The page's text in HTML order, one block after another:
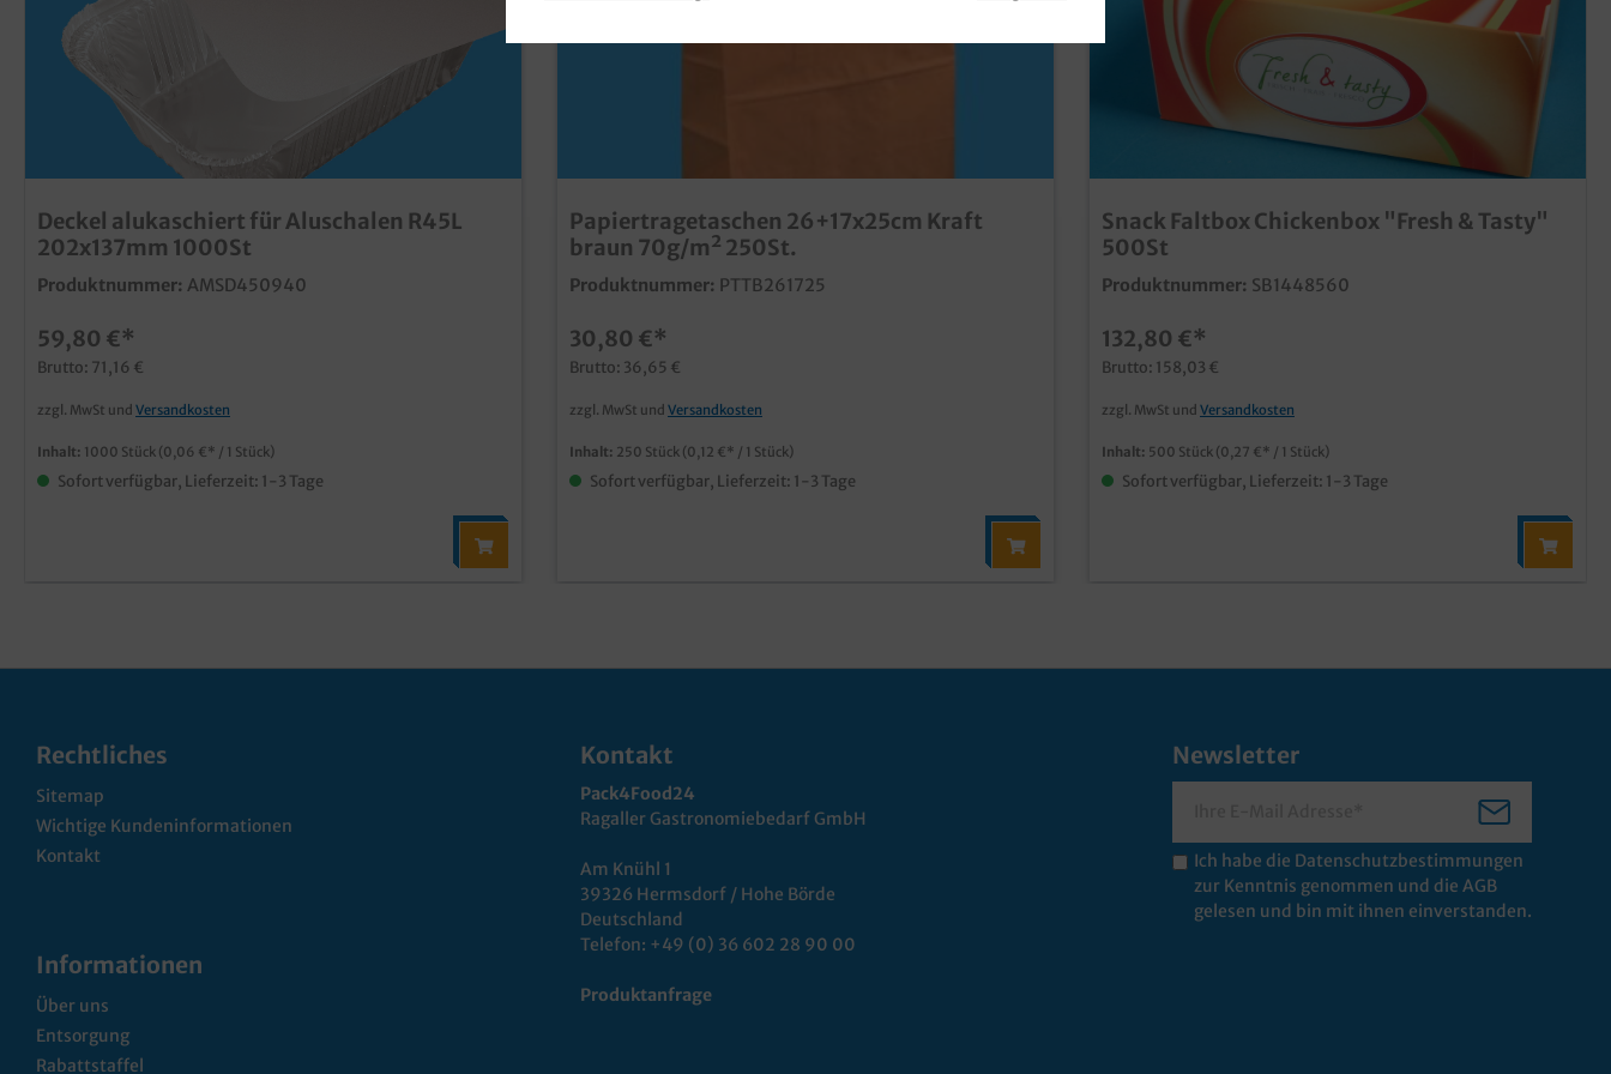
Deckel alukaschiert für Aluschalen R45L
202x137mm 1000St
Produktnummer: AMSD450940
59,80 €*
Brutto: 71,16 €
zzgl. MwSt und Versandkosten
Inhalt: 1000 Stück (0,06 €* / 1 Stück)
Sofort verfügbar, Lieferzeit: 1-3 Tage
Papiertragetaschen 26+17x25cm Kraft
braun 70g/m² 250St.
Produktnummer: PTTB261725
30,80 €*
Brutto: 36,65 €
zzgl. MwSt und Versandkosten
Inhalt: 250 Stück (0,12 €* / 1 Stück)
Sofort verfügbar, Lieferzeit: 1-3 Tage
Snack Faltbox Chickenbox "Fresh & Tasty"
500St
Produktnummer: SB1448560
132,80 €*
Brutto: 158,03 €
zzgl. MwSt und Versandkosten
Inhalt: 500 Stück (0,27 €* / 1 Stück)
Sofort verfügbar, Lieferzeit: 1-3 Tage
Rechtliches
Sitemap
Wichtige Kundeninformationen
Kontakt
Informationen
Über uns
Entsorgung
Rabattstaffel
Kontakt
Pack4Food24
Ragaller Gastronomiebedarf GmbH
Am Knühl 1
39326 Hermsdorf / Hohe Börde
Deutschland
Telefon: +49 (0) 36 602 28 90 00
Produktanfrage
Newsletter
Ich habe die Datenschutzbestimmungen
zur Kenntnis genommen und die AGB
gelesen und bin mit ihnen einverstanden.